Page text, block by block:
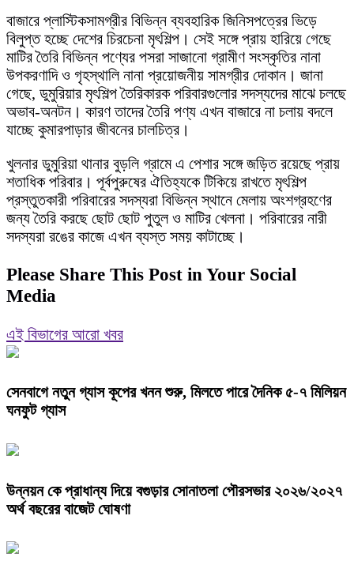
বাজারে প্লাস্টিকসামগ্রীর বিভিন্ন ব্যবহারিক জিনিসপত্রের ভিড়ে
বিলুপ্ত হচ্ছে দেশের চিরচেনা মৃৎশিল্প। সেই সঙ্গে প্রায় হারিয়ে গেছে
মাটির তৈরি বিভিন্ন পণ্যের পসরা সাজানো গ্রামীণ সংস্কৃতির নানা
উপকরণাদি ও গৃহস্থালি নানা প্রয়োজনীয় সামগ্রীর দোকান। জানা
গেছে, ডুমুরিয়ার মৃৎশিল্প তৈরিকারক পরিবারগুলোর সদস্যদের মাঝে চলছে
অভাব-অনটন। কারণ তাদের তৈরি পণ্য এখন বাজারে না চলায় বদলে
যাচ্ছে কুমারপাড়ার জীবনের চালচিত্র।
খুলনার ডুমুরিয়া থানার বুড়লি গ্রামে এ পেশার সঙ্গে জড়িত রয়েছে প্রায়
শতাধিক পরিবার। পূর্বপুরুষের ঐতিহ্যকে টিকিয়ে রাখতে মৃৎশিল্প
প্রস্তুতকারী পরিবারের সদস্যরা বিভিন্ন স্থানে মেলায় অংশগ্রহণের
জন্য তৈরি করছে ছোট ছোট পুতুল ও মাটির খেলনা। পরিবারের নারী
সদস্যরা রঙের কাজে এখন ব্যস্ত সময় কাটাচ্ছে।
Please Share This Post in Your Social
Media
এই বিভাগের আরো খবর
সেনবাগে নতুন গ্যাস কূপের খনন শুরু, মিলতে পারে দৈনিক ৫-৭ মিলিয়ন
ঘনফুট গ্যাস
উন্নয়ন কে প্রাধান্য দিয়ে বগুড়ার সোনাতলা পৌরসভার ২০২৬/২০২৭
অর্থ বছরের বাজেট ঘোষণা